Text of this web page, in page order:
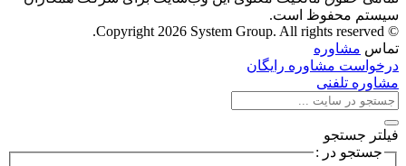
سیستم محفوظ است.
© Copyright 2026 System Group. All rights reserved.
تماس مشاوره
درخواست مشاوره رایگان
مشاوره تلفنی
فیلتر جستجو
جستجو در :